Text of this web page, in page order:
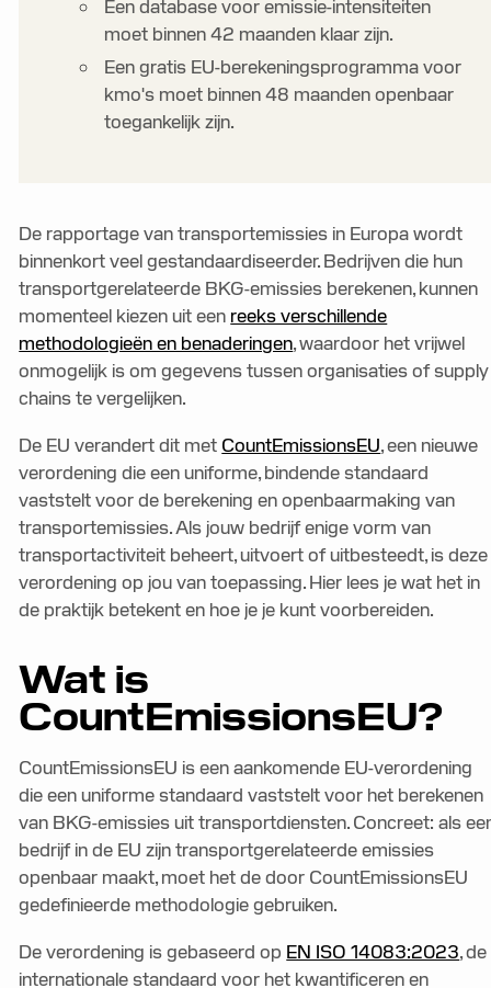
Een database voor emissie-intensiteiten
moet binnen 42 maanden klaar zijn.
Een gratis EU-berekeningsprogramma voor
kmo's moet binnen 48 maanden openbaar
toegankelijk zijn.
De rapportage van transportemissies in Europa wordt
binnenkort veel gestandaardiseerder. Bedrijven die hun
transportgerelateerde BKG-emissies berekenen, kunnen
momenteel kiezen uit een reeks verschillende
methodologieën en benaderingen, waardoor het vrijwel
onmogelijk is om gegevens tussen organisaties of supply
chains te vergelijken.
De EU verandert dit met CountEmissionsEU, een nieuwe
verordening die een uniforme, bindende standaard
vaststelt voor de berekening en openbaarmaking van
transportemissies. Als jouw bedrijf enige vorm van
transportactiviteit beheert, uitvoert of uitbesteedt, is deze
verordening op jou van toepassing. Hier lees je wat het in
de praktijk betekent en hoe je je kunt voorbereiden.
Wat is
CountEmissionsEU?
CountEmissionsEU is een aankomende EU-verordening
die een uniforme standaard vaststelt voor het berekenen
van BKG-emissies uit transportdiensten. Concreet: als
bedrijf in de EU zijn transportgerelateerde emissies
openbaar maakt, moet het de door CountEmissionsEU
gedefinieerde methodologie gebruiken.
De verordening is gebaseerd op EN ISO 14083:2023, de
internationale standaard voor het kwantificeren en